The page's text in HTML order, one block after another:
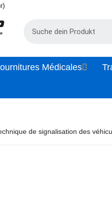
Médicales
de signalisation des